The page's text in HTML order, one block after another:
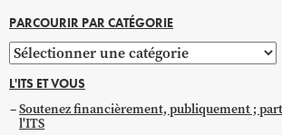
PARCOURIR PAR CATÉGORIE
Parcourir
par
catégorie
L'ITS ET VOUS
Soutenez financièrement, publiquement ;
l'ITS